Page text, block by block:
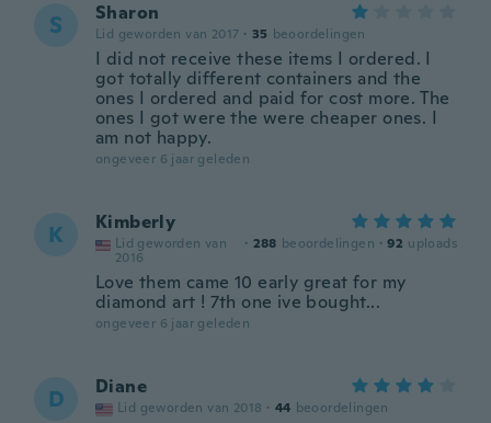
S Sharon
Lid geworden van 2017 · 35 beoordelingen
I did not receive these items I ordered. I
got totally different containers and the
ones I ordered and paid for cost more. The
ones I got were the were cheaper ones. I
am not happy.
ongeveer 6 jaar geleden
K Kimberly
Lid geworden van
2016
· 288 beoordelingen · 92 uploads
Love them came 10 early great for my
diamond art ! 7th one ive bought...
ongeveer 6 jaar geleden
D Diane
Lid geworden van 2018 · 44 beoordelingen